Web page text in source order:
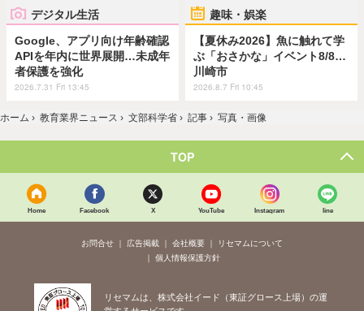
デジタル生活
Google、アプリ向け年齢確認
APIを年内に世界展開…未成年
者保護を強化
2026.7.31 Fri 13:45
趣味・娯楽
【夏休み2026】魚に触れて学
ぶ「おさかな」イベント8/8…
川崎市
2026.8.7 Fri 10:45
ホーム › 教育業界ニュース › 文部科学省 › 記事 › 写真・画像
TOP
Home Facebook X YouTube Instagram line
お問合せ 広告掲載 会社概要
リセマムについて
個人情報保護方針
リセマムは、株式会社イード（東証グロース上場）の運